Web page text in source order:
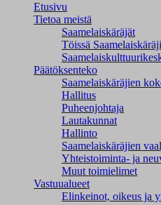
Etusivu
Tietoa meistä
Saamelaiskäräjät
Töissä
Päätöksenteko
Saamelaiskäräjien
Hallitus
Puheenjohtaja
Lautakunnat
Hallinto
Saamelaiskäräjien
Yhteistoiminta- ja
Muut toimielimet
Vastuualueet
Elinkeinot, oikeus ja